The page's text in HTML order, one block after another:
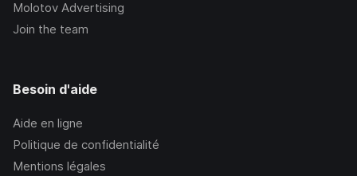
Molotov Advertising
Join the team
Besoin d'aide
Aide en ligne
Politique de confidentialité
Mentions légales